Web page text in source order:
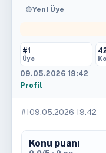
Yeni Üye
#1
Üye
09.05.2026 19:42
Profil
#1 09.05.2026 19:42
Konu puanı